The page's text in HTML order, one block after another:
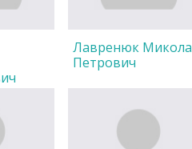
Лавренюк Микола
Петрович